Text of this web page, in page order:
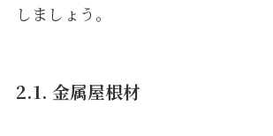
しましょう。
2.1. 金属屋根材